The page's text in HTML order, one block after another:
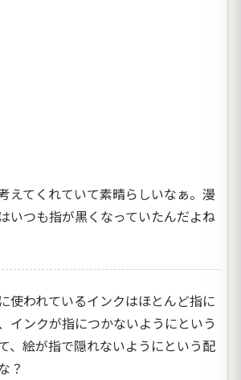
えてくれていて素晴らしいなぁ。漫
いつも指が黒くなっていたんだよね
使われているインクはほとんど指に
インクが指につかないようにという
、絵が指で隠れないようにという配
？